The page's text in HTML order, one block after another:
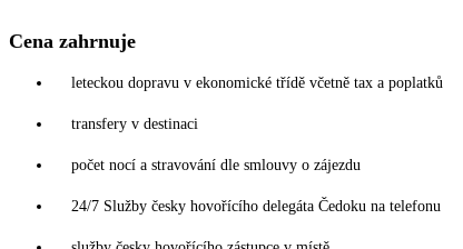
Cena zahrnuje
leteckou dopravu v ekonomické třídě včetně tax a poplatků
transfery v destinaci
počet nocí a stravování dle smlouvy o zájezdu
24/7 Služby česky hovořícího delegáta Čedoku na telefonu